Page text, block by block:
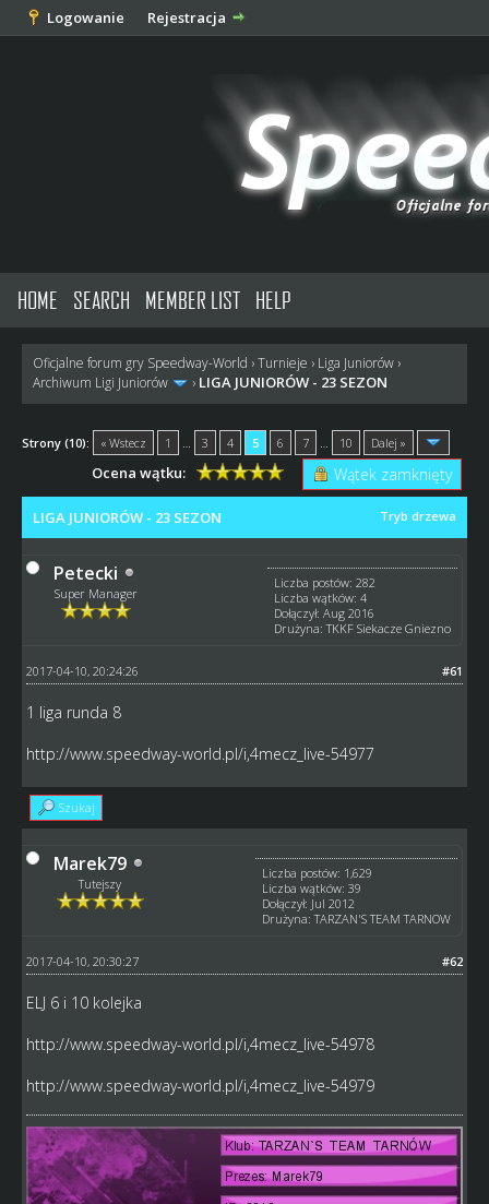
Logowanie Rejestracja
HOME SEARCH MEMBER LIST HELP
Oficjalne forum gry Speedway-World ›Turnieje › Liga Juniorów›
Archiwum Ligi Juniorów
› LIGA JUNIORÓW - 23 SEZON
Strony (10): « Wstecz 1 3 4 5 6 7 10 Dalej »
Wątek zamknięty
Ocena wątku:
Tryb drzewa
LIGA JUNIORÓW - 23 SEZON
Petecki
Super Manager
Liczba postów: 282
Liczba wątków: 4
Dołączył: Aug 2016
Drużyna: TKKF Siekacze Gniezno
#61
2017-04-10, 20:24:26
1 liga runda 8
http://www.speedway-world.pl/i,4mecz_live-54977
Szukaj
Marek79
Tutejszy
Liczba postów: 1,629
Liczba wątków: 39
Dołączył: Jul 2012
Drużyna: TARZAN'S TEAM TARNOW
#62
2017-04-10, 20:30:27
ELJ 6 i 10 kolejka
http://www.speedway-world.pl/i,4mecz_live-54978
http://www.speedway-world.pl/i,4mecz_live-54979